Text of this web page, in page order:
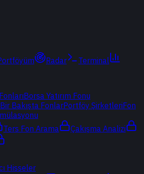
Radar
Terminal
Borsa Yatırım Fonu
Bir Bakışta FonlarPortföy ŞirketleriFon
Ters Fon Arama
Çakışma Analizi
Hisseler